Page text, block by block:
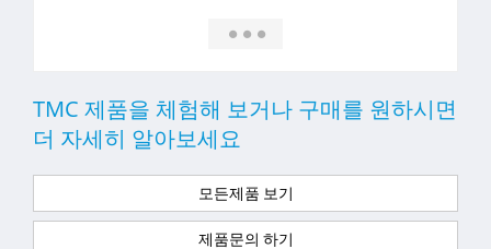
TMC 제품을 체험해 보거나 구매를 원하시면
더 자세히 알아보세요
모든제품 보기
제품문의 하기